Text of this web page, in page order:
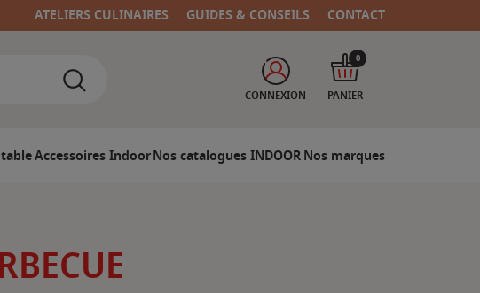
ATELIERS CULINAIRES GUIDES & CONSEILS CONTACT
CONNEXION PANIER
0
Accessoires IndoorNos catalogues INDOORNos marques